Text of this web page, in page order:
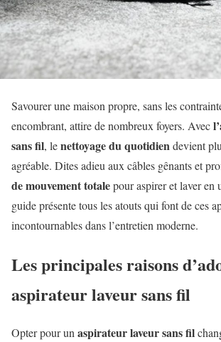
Savourer une maison propre, sans les
encombrant, attire de nombreux foyers. Avec
sans fil, lenettoyage du quotidiendevient
agréable. Dites adieu aux câbles gênants et
de mouvement totalepour aspirer et laver en
guide présente tous les atouts qui font de ces
incontournables dans l’entretien moderne.
Les principales raisons
aspirateur laveur sans fil
Opter pour unaspirateur laveur sans fil